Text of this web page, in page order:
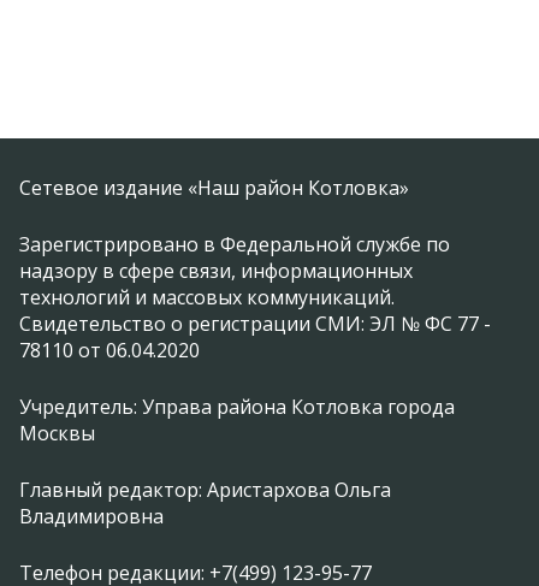
Сетевое издание «Наш район Котловка»
Зарегистрировано в Федеральной службе по
надзору в сфере связи, информационных
технологий и массовых коммуникаций.
Свидетельство о регистрации СМИ: ЭЛ № ФС 77 -
78110 от 06.04.2020
Учредитель: Управа района Котловка города
Москвы
Главный редактор: Аристархова Ольга
Владимировна
Телефон редакции: +7(499) 123-95-77